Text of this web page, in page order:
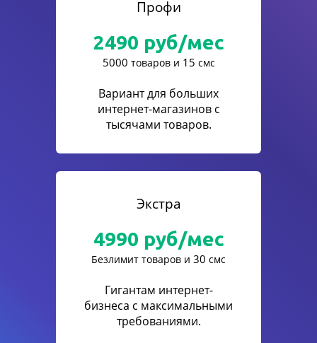
Профи
2490 руб/мес
5000 товаров и 15 смс
Вариант для больших
интернет-магазинов с
тысячами товаров.
Экстра
4990 руб/мес
Безлимит товаров и 30 смс
Гигантам интернет-
бизнеса с максимальными
требованиями.